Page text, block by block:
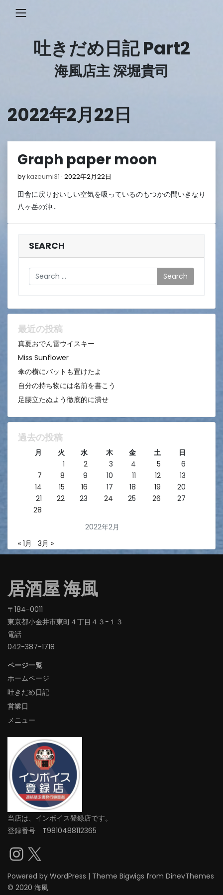
吐きだめ日記 Part2
海風店主 深堀貴司
2022年2月22日
Graph paper moon
bykazeumi31 2022年2月22日
2
田舎に戻りおいしい空気を吸っているのもつかの間いきなり
八ヶ岳の沖…
SEARCH
Search
最近の投稿
真夏おでん雷ウイスキー
Miss Sunflower
傘の横にバットも置けたよ
自分の持ち物には名前を書こう
足腰立たぬよう徹底的に潰せ
過去の投稿
2022年2月
月 火 水 木 金 土
日
1
2 3 4 5
6
7
8 9 10 11 12
13
14
15 16 17 18 19
20
21
22 23 24 25 26
27
28
« 1月 3月 »
居酒屋 海風
〒184-0011
東京都小金井市東町４丁目４３−１３
電話
042-387-1718‬
ページ一覧
ホームページ
吐きだめ日記
営業日
メニュー
当店は、インボイス登録店です。
登録番号 T9810488112365
Instagram
X
Powered by WordPress | Theme Bigwigs from DinevThemes
© 2020 海風